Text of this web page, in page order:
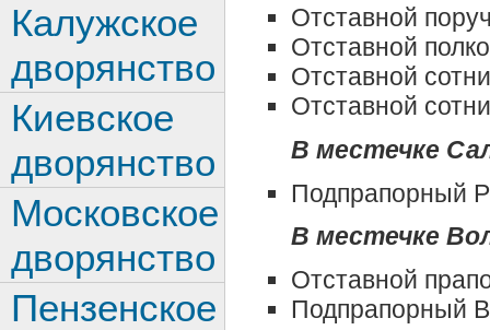
Отставной
Отставной
Отставной
Отставной
В местечке
Подпрапорный
В местечке
Отставной
Подпрапорный
Калужское
дворянство
Киевское
дворянство
Московское
дворянство
Пензенское